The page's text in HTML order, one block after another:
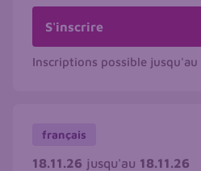
S'inscrire
Inscriptions possible jusqu'au
français
18.11.26 jusqu'au 18.11.26